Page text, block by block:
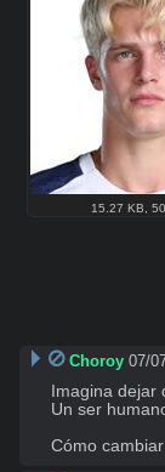
15.27 KB
Choroy 07/
Imagina dejar
Un ser
Cómo